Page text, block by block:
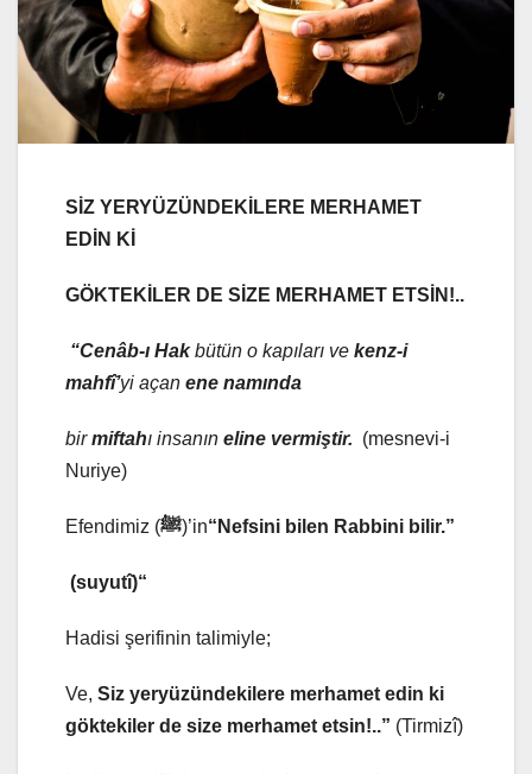
SİZ YERYÜZÜNDEKİLERE MERHAMET
EDİN Kİ
GÖKTEKİLER DE SİZE MERHAMET ETSİN!..
“Cenâb-ı Hakbütün o kapıları ve kenz-i
mahfî’yi açan ene namında
birmiftahı insanın eline vermiştir. (mesnevi-i
Nuriye)
Efendimiz (ﷺ)’in“Nefsini bilen Rabbini bilir.”
(suyutî)“
Hadisi şerifinin talimiyle;
Ve, Siz yeryüzündekilere merhamet edin ki
göktekiler de size merhamet etsin!..” (Tirmizî)